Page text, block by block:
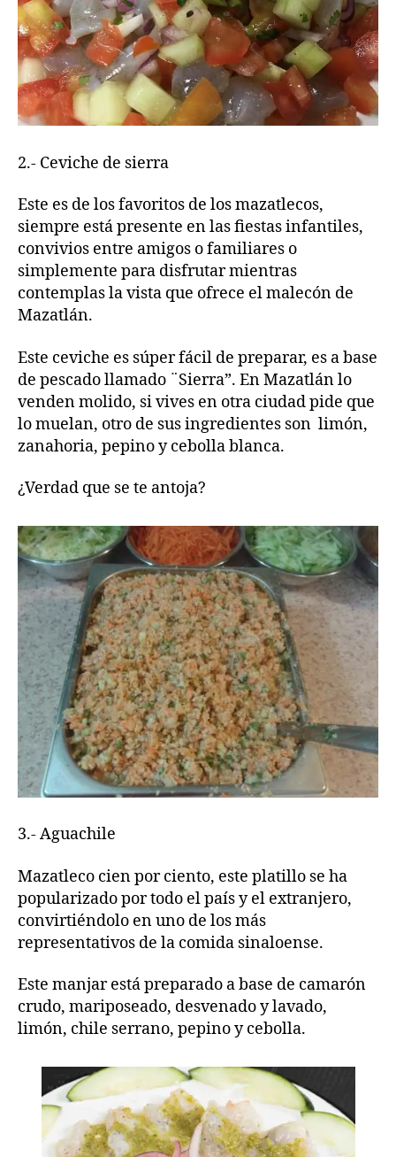
2.- Ceviche de sierra
Este es de los favoritos de los mazatlecos,
siempre está presente en las fiestas infantiles,
convivios entre amigos o familiares o
simplemente para disfrutar mientras
contemplas la vista que ofrece el malecón de
Mazatlán.
Este ceviche es súper fácil de preparar, es a base
de pescado llamado ¨Sierra”. En Mazatlán lo
venden molido, si vives en otra ciudad pide que
lo muelan, otro de sus ingredientes son limón,
zanahoria, pepino y cebolla blanca.
¿Verdad que se te antoja?
3.- Aguachile
Mazatleco cien por ciento, este platillo se ha
popularizado por todo el país y el extranjero,
convirtiéndolo en uno de los más
representativos de la comida sinaloense.
Este manjar está preparado a base de camarón
crudo, mariposeado, desvenado y lavado,
limón, chile serrano, pepino y cebolla.